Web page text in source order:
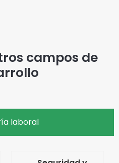
campos de
laboral